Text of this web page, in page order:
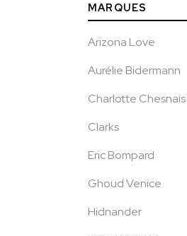
MARQUES
Arizona Love
Aurélie Bidermann
Charlotte Chesnais
Clarks
Eric Bompard
Ghoud Venice
Hidnander